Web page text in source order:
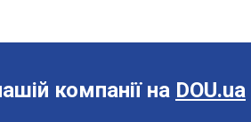
компанії на DOU.ua